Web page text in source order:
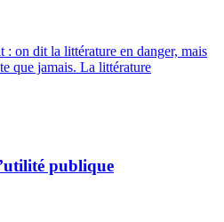
: on dit la littérature en danger, mais
que jamais. La littérature
publique